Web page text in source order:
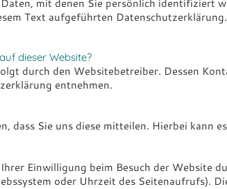
mit denen Sie persönlich identifiziert
Text aufgeführten Datenschutzerklärung.
dieser Website?
durch den Websitebetreiber. Dessen
entnehmen.
dass Sie uns diese mitteilen. Hierbei kann
Einwilligung beim Besuch der Website
oder Uhrzeit des Seitenaufrufs).